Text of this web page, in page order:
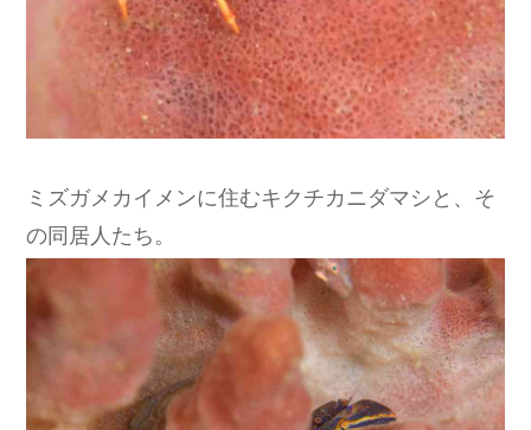
ミズガメカイメンに住むキクチカニダマシと、そ
の同居人たち。